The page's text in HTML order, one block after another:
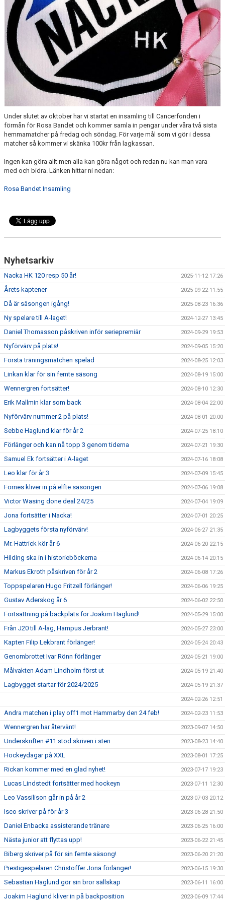
MATCHER
HOCKEYTVÅAN ÖSTRA
Under slutet av oktober har vi startat en insamling till Cancerfonden i
förmån för Rosa Bandet och kommer samla in pengar under våra två sista
hemmamatcher på fredag och söndag. För varje mål som vi gör i dessa
matcher så kommer vi skänka 100kr från lagkassan.
Ingen kan göra allt men alla kan göra något och redan nu kan man vara
med och bidra. Länken hittar ni nedan:
Rosa Bandet Insamling
Nyhetsarkiv
Nacka HK 120 resp 50 år! 2025-11-12 17:26
Årets kaptener 2025-09-22 11:55
Då är säsongen igång! 2025-08-23 16:36
Ny spelare till A-laget! 2024-12-27 13:45
Daniel Thomasson påskriven inför seriepremiär 2024-09-29 19:53
Nyförvärv på plats! 2024-09-05 15:20
Första träningsmatchen spelad 2024-08-25 12:03
Linkan klar för sin femte säsong 2024-08-19 15:00
Wennergren fortsätter! 2024-08-10 12:30
Erik Mallmin klar som back 2024-08-04 22:00
Nyförvärv nummer 2 på plats! 2024-08-01 20:00
Sebbe Haglund klar för år 2 2024-07-25 18:10
Förlänger och kan nå topp 3 genom tiderna 2024-07-21 19:30
Samuel Ek fortsätter i A-laget 2024-07-16 18:08
Leo klar för år 3 2024-07-09 15:45
Fornes kliver in på elfte säsongen 2024-07-06 19:08
Victor Wasing done deal 24/25 2024-07-04 19:09
Jona fortsätter i Nacka! 2024-07-01 20:25
Lagbyggets första nyförvärv! 2024-06-27 21:35
Mr. Hattrick kör år 6 2024-06-20 22:15
Hilding ska in i historieböckerna 2024-06-14 20:15
Markus Ekroth påskriven för år 2 2024-06-08 17:26
Toppspelaren Hugo Fritzell förlänger! 2024-06-06 19:25
Gustav Aderskog år 6 2024-06-02 22:50
Fortsättning på backplats för Joakim Haglund! 2024-05-29 15:00
Från J20 till A-lag, Hampus Jerbrant! 2024-05-27 23:00
Kapten Filip Lekbrant förlänger! 2024-05-24 20:43
Genombrottet Ivar Rönn förlänger 2024-05-21 19:00
Målvakten Adam Lindholm först ut 2024-05-19 21:40
Lagbygget startar för 2024/2025 2024-05-19 21:37
2024-02-26 12:51
Andra matchen i play off1 mot Hammarby den 24 feb! 2024-02-23 11:53
Wennergren har återvänt! 2023-09-07 14:50
Underskriften #11 stod skriven i sten 2023-08-23 14:40
Hockeydagar på XXL 2023-08-01 17:25
Rickan kommer med en glad nyhet! 2023-07-17 19:23
Lucas Lindstedt fortsätter med hockeyn 2023-07-11 12:30
Leo Vassilison går in på år 2 2023-07-03 20:12
Isco skriver på för år 3 2023-06-28 21:50
Daniel Enbacka assisterande tränare 2023-06-25 16:00
Nästa junior att flyttas upp! 2023-06-22 21:45
Biberg skriver på för sin femte säsong! 2023-06-20 21:20
Prestigespelaren Christoffer Jona förlänger! 2023-06-15 19:30
Sebastian Haglund gör sin bror sällskap 2023-06-11 16:00
Joakim Haglund kliver in på backposition 2023-06-09 17:44